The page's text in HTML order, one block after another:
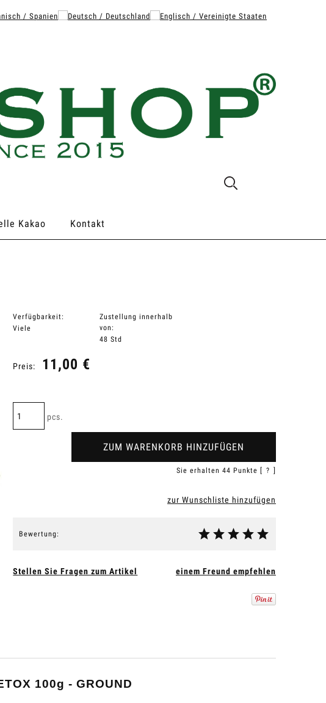
Kakao Kontakt
Verfügbarkeit:
Viele
Zustellung innerhalb
von:
48 Std
Preis: 11,00 €
pcs.
ZUM WARENKORB HINZUFÜGEN
Sie erhalten 44 Punkte [ ? ]
zur Wunschliste hinzufügen
Bewertung:
Stellen Sie Fragen zum Artikel einem Freund empfehlen
100g - GROUND